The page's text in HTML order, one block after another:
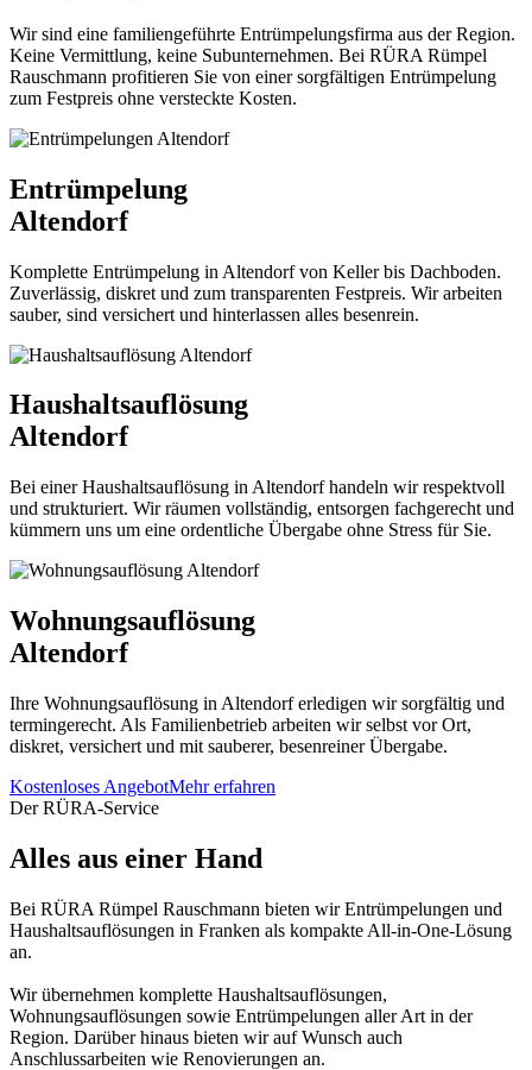
Wir sind eine familiengeführte Entrümpelungsfirma aus der Region.
Keine Vermittlung, keine Subunternehmen. Bei RÜRA Rümpel
Rauschmann profitieren Sie von einer sorgfältigen Entrümpelung
zum Festpreis ohne versteckte Kosten.
Entrümpelung
Altendorf
Komplette Entrümpelung in Altendorf von Keller bis Dachboden.
Zuverlässig, diskret und zum transparenten Festpreis. Wir arbeiten
sauber, sind versichert und hinterlassen alles besenrein.
Haushaltsauflösung
Altendorf
Bei einer Haushaltsauflösung in Altendorf handeln wir respektvoll
und strukturiert. Wir räumen vollständig, entsorgen fachgerecht und
kümmern uns um eine ordentliche Übergabe ohne Stress für Sie.
Wohnungsauflösung
Altendorf
Ihre Wohnungsauflösung in Altendorf erledigen wir sorgfältig und
termingerecht. Als Familienbetrieb arbeiten wir selbst vor Ort,
diskret, versichert und mit sauberer, besenreiner Übergabe.
Kostenloses AngebotMehr erfahren
Der RÜRA-Service
Alles aus einer Hand
Bei RÜRA Rümpel Rauschmann bieten wir Entrümpelungen und
Haushaltsauflösungen in Franken als kompakte All-in-One-Lösung
an.
Wir übernehmen komplette Haushaltsauflösungen,
Wohnungsauflösungen sowie Entrümpelungen aller Art in der
Region. Darüber hinaus bieten wir auf Wunsch auch
Anschlussarbeiten wie Renovierungen an.